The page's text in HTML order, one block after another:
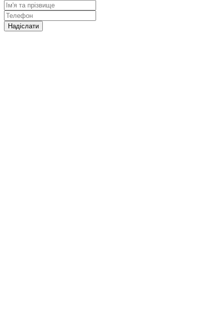
Надіслати